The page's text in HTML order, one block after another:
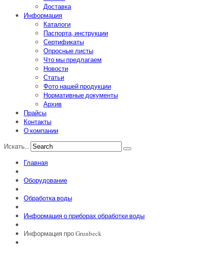
Доставка
Информация
Каталоги
Паспорта, инструкции
Сертификаты
Опросные листы
Что мы предлагаем
Новости
Статьи
Фото нашей продукции
Нормативные документы
Архив
Прайсы
Контакты
О компании
Искать...
Главная
Оборудование
Обработка воды
Информация о приборах обработки воды
Информация про Grunbeck